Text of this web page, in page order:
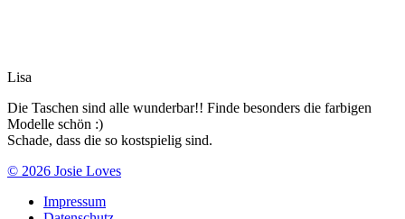
Lisa
Die Taschen sind alle wunderbar!! Finde besonders die farbigen
Modelle schön :)
Schade, dass die so kostspielig sind.
© 2026 Josie Loves
Impressum